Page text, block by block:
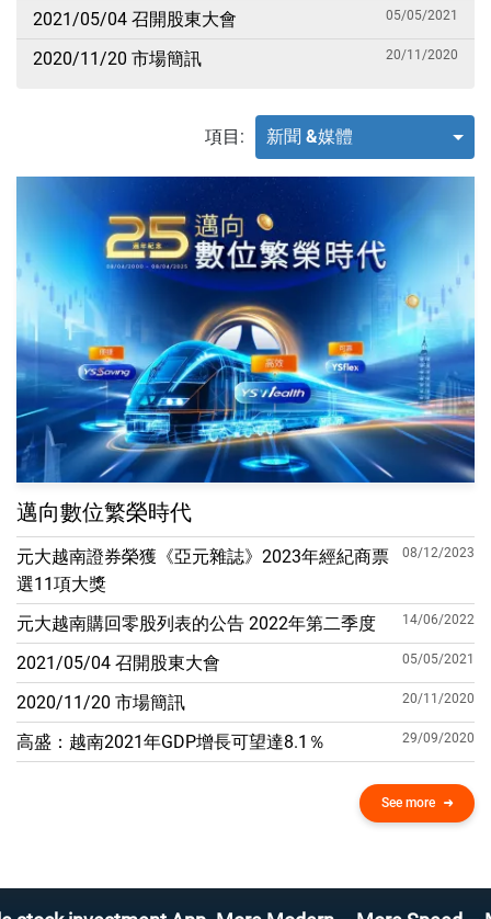
2021/05/04 召開股東大會 05/05/2021
2020/11/20 市場簡訊 20/11/2020
項目: 新聞 &媒體
邁向數位繁榮時代
元大越南證券榮獲《亞元雜誌》2023年經紀商票
選11項大獎
08/12/2023
元大越南購回零股列表的公告 2022年第二季度 14/06/2022
2021/05/04 召開股東大會 05/05/2021
2020/11/20 市場簡訊 20/11/2020
高盛：越南2021年GDP增​​長可望達8.1％ 29/09/2020
See more